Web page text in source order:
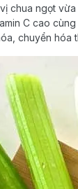
chua ngọt
C cao
chuyển hóa